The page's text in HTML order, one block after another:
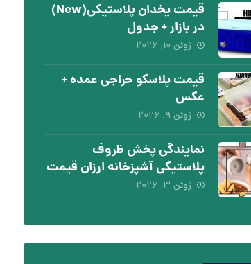
قیمت یخدان پلاستیکی(New)
در بازار + جدول
ژوئن ۱۰, ۲۰۲۶
قیمت پلاسکو حراجی عمده +
عکس
ژوئن ۹, ۲۰۲۶
نمایندگی پخش ظروف
پلاستیکی آشپزخانه ارزان قیمت
ژوئن ۳, ۲۰۲۶